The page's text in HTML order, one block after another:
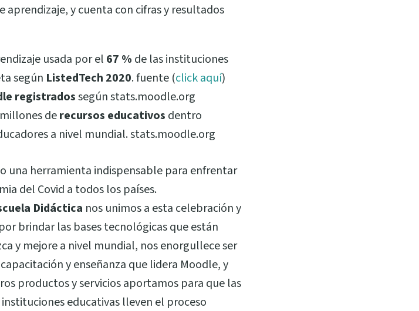
y cuenta con cifras y resultados
usada por el 67 % de las instituciones
según ListedTech 2020. fuente (click aquí)
registradossegún stats.moodle.org
derecursos educativos dentro
a nivel mundial. stats.moodle.org
una herramienta indispensable para enfrentar
del Covid a todos los países.
Didáctica nos unimos a esta celebración y
por brindar las bases tecnológicas que están
y mejore a nivel mundial, nos enorgullece ser
y enseñanza que lidera Moodle, y
productos y servicios aportamos para que las
educativas lleven el proceso